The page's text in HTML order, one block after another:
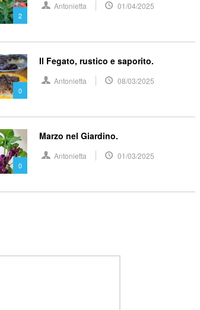
2
Antonietta 01/04/2025
0
Il Fegato, rustico e saporito.
Antonietta 08/03/2025
0
Marzo nel Giardino.
Antonietta 01/03/2025